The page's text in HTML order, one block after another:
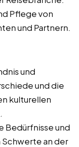
Pflege von
und Partnern.
und
und die
kulturellen
Bedürfnisse und
Schwerte an der